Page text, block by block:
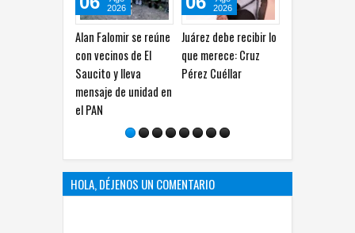
Alan Falomir se reúne
con vecinos de El
Saucito y lleva
mensaje de unidad en
Juárez debe recibir lo
que merece: Cruz
Pérez Cuéllar
2026
Trabajan en software
con IA para detectar
anomalías en
2026
HOLA, DÉJENOS UN COMENTARIO